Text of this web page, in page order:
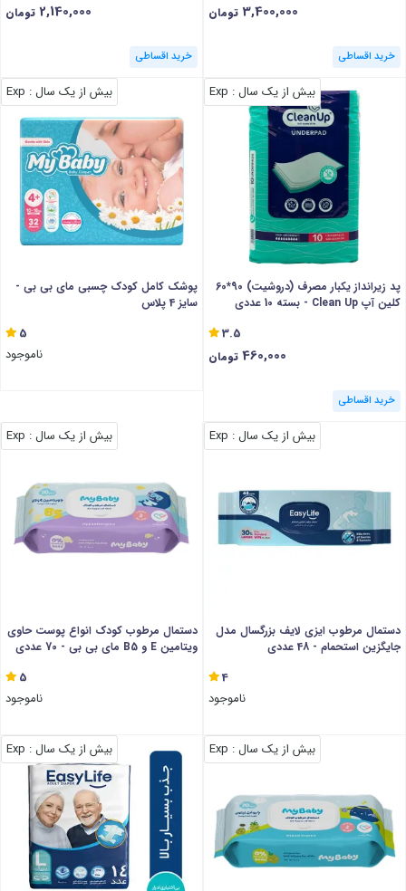
3,400,000 تومان
خرید اقساطی
2,140,000 تومان
خرید اقساطی
بیش از یک سال : Exp
پد زیرانداز یکبار مصرف (دروشیت) 90*60
کلین آپ Clean Up - بسته 10 عددی
3.5
460,000 تومان
خرید اقساطی
بیش از یک سال : Exp
پوشک کامل کودک چسبی مای بی بی -
سایز 4 پلاس
5
ناموجود
بیش از یک سال : Exp
دستمال مرطوب ایزی لایف بزرگسال مدل
جایگزین استحمام - 48 عددی
4
ناموجود
بیش از یک سال : Exp
دستمال مرطوب کودک انواع پوست حاوی
ویتامین E و B5 مای بی بی - 70 عددی
5
ناموجود
بیش از یک سال : Exp بیش از یک سال : Exp